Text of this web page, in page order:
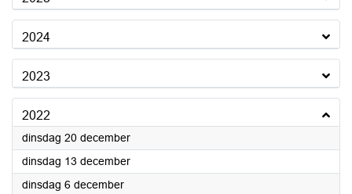
2024
2023
2022
dinsdag 20 december2022
dinsdag 13 december2022
dinsdag 6 december2022